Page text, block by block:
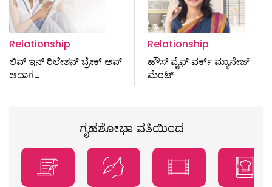
Relationship
ಲಿವ್ ಇನ್ ರಿಲೇಶನ್ ಬ್ರೇಕ್ ಅಪ್
ಆದಾಗ…
Relationship
ಹೌಸ್ ವೈಫ್ ವರ್ಕ್ ಮ್ಯಾನೇಜ್
ಮೆಂಟ್
ಗೃಹಶೋಭಾ ವತಿಯಿಂದ